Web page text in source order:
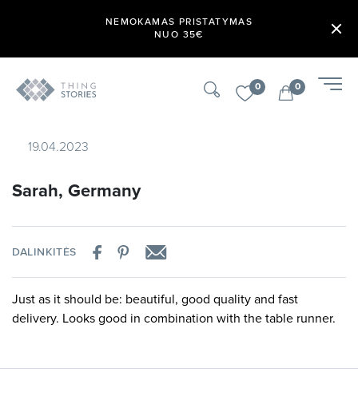
NEMOKAMAS PRISTATYMAS
NUO 35€
0 0
19.04.2023
Sarah, Germany
DALINKITĖS
Just as it should be: beautiful, good quality and fast
delivery. Looks good in combination with the table runner.